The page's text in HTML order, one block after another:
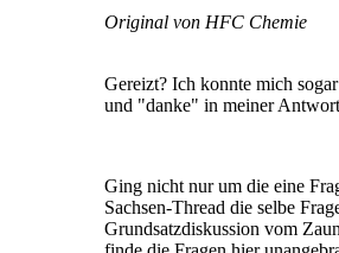
Original von HFC Chemie
Gereizt? Ich konnte mich
und "danke" in meiner
Ging nicht nur um die eine
Sachsen-Thread die selbe
Grundsatzdiskussion vom